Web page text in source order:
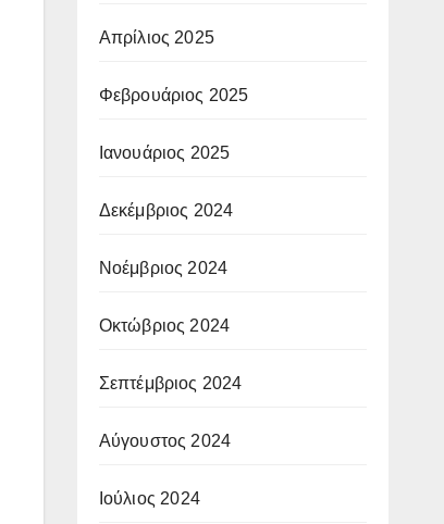
Απρίλιος 2025
Φεβρουάριος 2025
Ιανουάριος 2025
Δεκέμβριος 2024
Νοέμβριος 2024
Οκτώβριος 2024
Σεπτέμβριος 2024
Αύγουστος 2024
Ιούλιος 2024